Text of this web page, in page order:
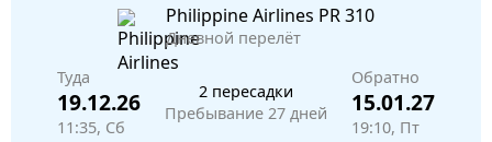
Philippine Airlines PR 310
Дневной перелёт
Туда
19.12.26
11:35, Сб
2 пересадки
Пребывание 27 дней
Обратно
15.01.27
19:10, Пт